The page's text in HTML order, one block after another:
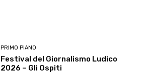
PRIMO PIANO
Festival del Giornalismo Ludico
2026 – Gli Ospiti